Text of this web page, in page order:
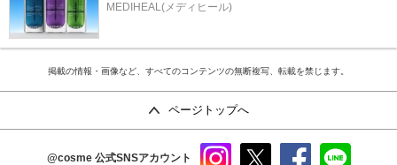
MEDIHEAL(メディヒール)
掲載の情報・画像など、すべてのコンテンツの無断複写、転載を禁じます。
ページトップへ
@cosme 公式SNSアカウント